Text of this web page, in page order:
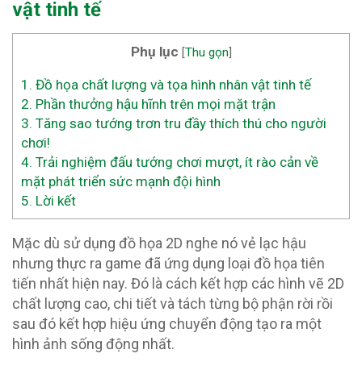
vật tinh tế
Phụ lục [Thu gọn]
1. Đồ họa chất lượng và tọa hình nhân vật tinh tế
2. Phần thưởng hậu hĩnh trên mọi mặt trận
3. Tăng sao tướng trơn tru đầy thích thú cho người
chơi!
4. Trải nghiệm đấu tướng chơi mượt, ít rào cản về
mặt phát triển sức mạnh đội hình
5. Lời kết
Mặc dù sử dụng đồ họa 2D nghe nó vẻ lạc hậu
nhưng thực ra game đã ứng dụng loại đồ họa tiên
tiến nhất hiện nay. Đó là cách kết hợp các hình vẽ 2D
chất lượng cao, chi tiết và tách từng bộ phận rời rồi
sau đó kết hợp hiệu ứng chuyển động tạo ra một
hình ảnh sống động nhất.